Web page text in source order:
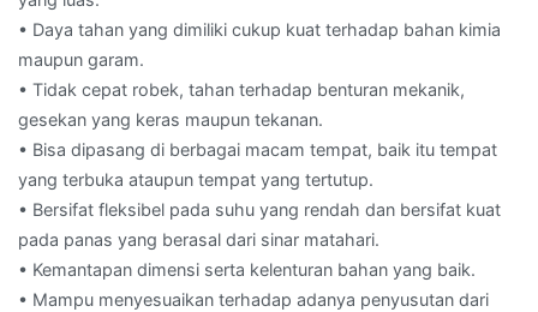
• Daya tahan yang dimiliki cukup kuat terhadap bahan kimia
maupun garam.
• Tidak cepat robek, tahan terhadap benturan mekanik,
gesekan yang keras maupun tekanan.
• Bisa dipasang di berbagai macam tempat, baik itu tempat
yang terbuka ataupun tempat yang tertutup.
• Bersifat fleksibel pada suhu yang rendah dan bersifat kuat
pada panas yang berasal dari sinar matahari.
• Kemantapan dimensi serta kelenturan bahan yang baik.
• Mampu menyesuaikan terhadap adanya penyusutan dari